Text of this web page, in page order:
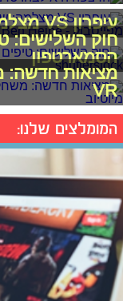
עיפרון VS מצלמה: שילוב יצירתי של תמונה וציור
חוק השלישים:
הסמארטפון
מציאות חדשה:
VR
המומלצים שלנו: